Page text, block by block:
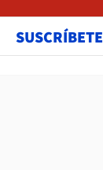
SUSCRÍBETE